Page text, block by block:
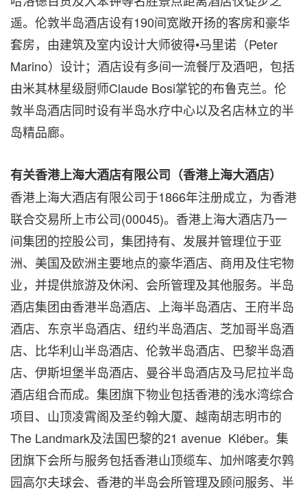
遥。伦敦半岛酒店设有190间宽敞开扬的客房和豪华
套房，由建筑及室内设计大师彼得•马里诺（Peter
Marino）设计；酒店设有多间一流餐厅及酒吧，包括
由米其林星级厨师Claude Bosi掌铊的布鲁克兰。伦
敦半岛酒店同时设有半岛水疗中心以及名店林立的半
岛精品廊。
有关香港上海大酒店有限公司（香港上海大酒店）
香港上海大酒店有限公司于1866年注册成立，为香港
联合交易所上市公司(00045)。香港上海大酒店乃一
间集团的控股公司，集团持有、发展并管理位于亚
洲、美国及欧洲主要地点的豪华酒店、商用及住宅物
业，并提供旅游及休闲、会所管理及其他服务。半岛
酒店集团由香港半岛酒店、上海半岛酒店、王府半岛
酒店、东京半岛酒店、纽约半岛酒店、芝加哥半岛酒
店、比华利山半岛酒店、伦敦半岛酒店、巴黎半岛酒
店、伊斯坦堡半岛酒店、曼谷半岛酒店及马尼拉半岛
酒店组合而成。集团旗下物业包括香港的浅水湾综合
项目、山顶凌霄阁及圣约翰大厦、越南胡志明市的
The Landmark及法国巴黎的21 avenue Kléber。集
团旗下会所与服务包括香港山顶缆车、加州喀麦尔鹑
园高尔夫球会、香港的半岛会所管理及顾问服务、半